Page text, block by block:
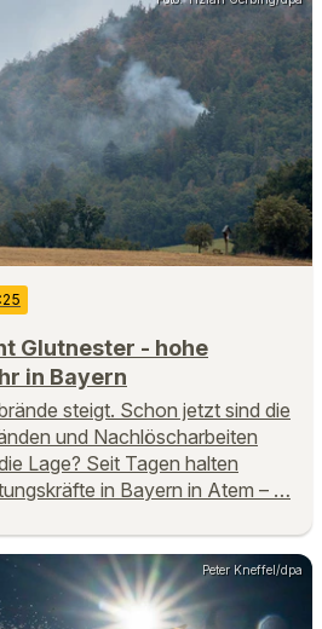
Glutnester - hohe
in Bayern
steigt. Schon jetzt sind die
und Nachlöscharbeiten
Lage? Seit Tagen halten
in Bayern in Atem – …
Peter Kneffel/dpa